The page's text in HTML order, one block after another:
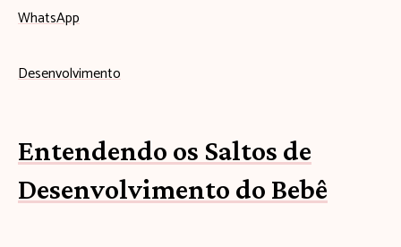
WhatsApp
Desenvolvimento
Entendendo os Saltos de
Desenvolvimento do Bebê